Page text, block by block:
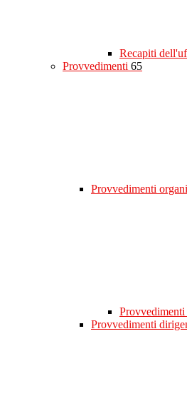
Recapiti
Provvedimenti 65
Provvedimenti
Provvedimenti